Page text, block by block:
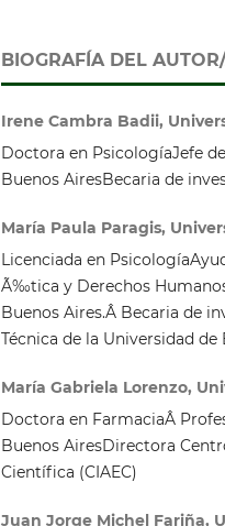
BIOGRAFÍA DEL
Irene Cambra Badii,
Doctora en PsicologíaJefe
Buenos AiresBecaria de
María Paula Paragis,
Licenciada en
Ã‰tica y Derechos
Buenos Aires.Â Becaria de
Técnica de la Universidad de
María Gabriela Lorenzo,
Doctora en FarmaciaÂ
Buenos AiresDirectora
Científica (CIAEC)
Juan Jorge Michel Fariña,